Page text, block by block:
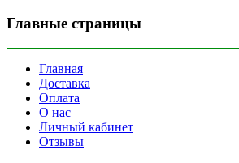
Главные страницы
Главная
Доставка
Оплата
О нас
Личный кабинет
Отзывы